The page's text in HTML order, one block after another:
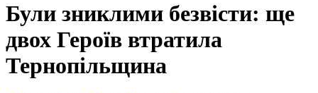
Були зниклими безвісти: ще
двох Героїв втратила
Тернопільщина